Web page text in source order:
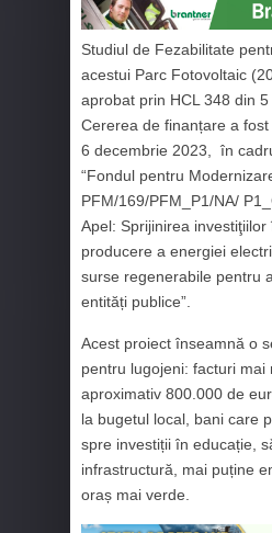
Studiul de Fezabilitate
acestui Parc Fotovoltaic
aprobat prin HCL 348 din 5
Cererea de finanțare a
6 decembrie 2023, în
“Fondul pentru
PFM/169/PFM_P1/NA/
Apel: Sprijinirea
producere a energiei
surse regenerabile pentru
entități publice”.
Acest proiect înseamnă o
pentru lugojeni: facturi mai
aproximativ 800.000 de
la bugetul local, bani care
spre investiții în educație,
infrastructură, mai puține
oraș mai verde.